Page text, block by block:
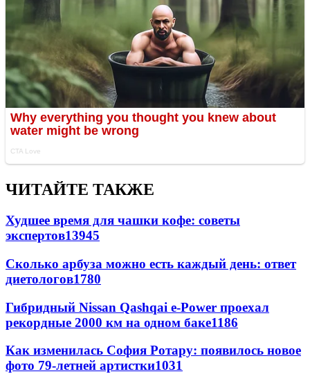
ЧИТАЙТЕ ТАКЖЕ
Худшее время для чашки кофе: советы
экспертов13945
Сколько арбуза можно есть каждый день: ответ
диетологов1780
Гибридный Nissan Qashqai e-Power проехал
рекордные 2000 км на одном баке1186
Как изменилась София Ротару: появилось новое
фото 79-летней артистки1031